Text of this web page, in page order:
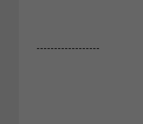
------------------